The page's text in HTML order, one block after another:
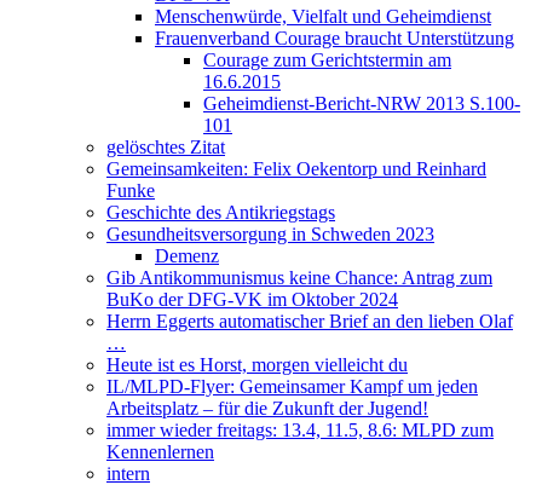
Menschenwürde, Vielfalt und Geheimdienst
Frauenverband Courage braucht Unterstützung
Courage zum Gerichtstermin am
16.6.2015
Geheimdienst-Bericht-NRW 2013 S.100-
101
gelöschtes Zitat
Gemeinsamkeiten: Felix Oekentorp und Reinhard
Funke
Geschichte des Antikriegstags
Gesundheitsversorgung in Schweden 2023
Demenz
Gib Antikommunismus keine Chance: Antrag zum
BuKo der DFG-VK im Oktober 2024
Herrn Eggerts automatischer Brief an den lieben Olaf
…
Heute ist es Horst, morgen vielleicht du
IL/MLPD-Flyer: Gemeinsamer Kampf um jeden
Arbeitsplatz – für die Zukunft der Jugend!
immer wieder freitags: 13.4, 11.5, 8.6: MLPD zum
Kennenlernen
intern